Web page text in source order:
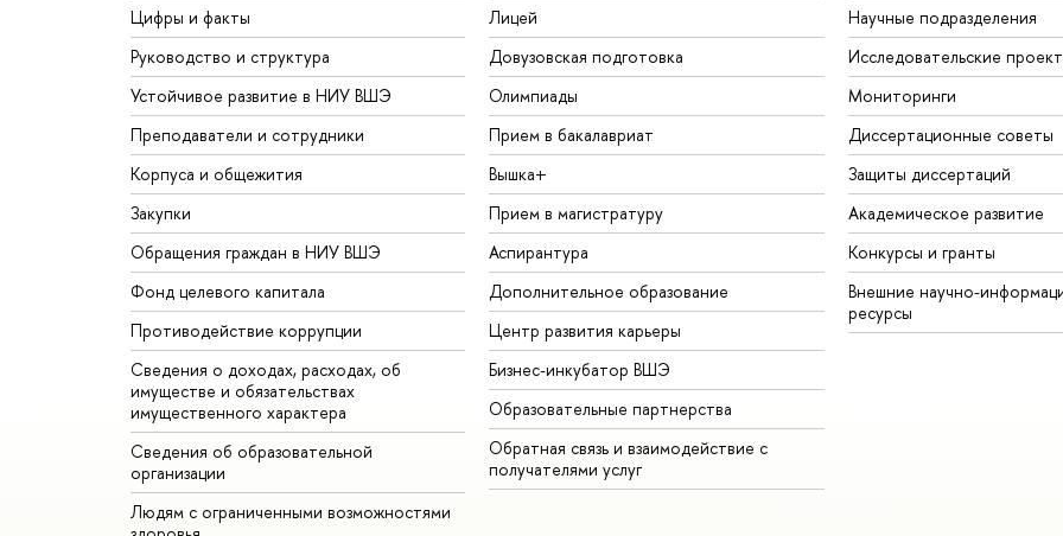
Цифры и факты
Руководство и структура
Устойчивое развитие в НИУ ВШЭ
Преподаватели и сотрудники
Корпуса и общежития
Закупки
Обращения граждан в НИУ ВШЭ
Фонд целевого капитала
Противодействие коррупции
Сведения о доходах, расходах, об
имуществе и обязательствах
имущественного характера
Сведения об образовательной
организации
Людям с ограниченными возможностями
Лицей
Довузовская подготовка
Олимпиады
Прием в бакалавриат
Вышка+
Прием в магистратуру
Аспирантура
Дополнительное образование
Центр развития карьеры
Бизнес-инкубатор ВШЭ
Образовательные партнерства
Обратная связь и взаимодействие с
получателями услуг
Научные подразделения
Исследовательские
Мониторинги
Диссертационные советы
Защиты диссертаций
Академическое развитие
Конкурсы и гранты
Внешние научно-
ресурсы